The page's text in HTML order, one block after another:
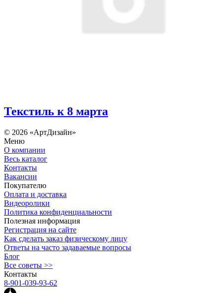
Текстиль к 8 марта
© 2026 «АртДизайн»
Меню
О компании
Весь каталог
Контакты
Вакансии
Покупателю
Оплата и доставка
Видеоролики
Политика конфиденциальности
Полезная информация
Регистрация на сайте
Как сделать заказ физическому лицу
Ответы на часто задаваемые вопросы
Блог
Все советы >>
Контакты
8-901-039-93-62